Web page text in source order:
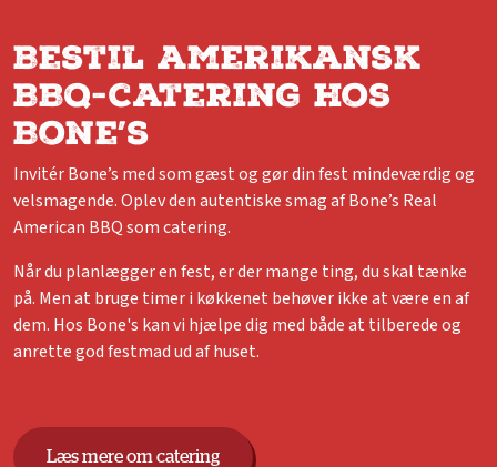
Bestil amerikansk
BBQ-catering hos
Bone’s
Invitér Bone’s med som gæst og gør din fest mindeværdig og
velsmagende. Oplev den autentiske smag af Bone’s Real
American BBQ som catering.
Når du planlægger en fest, er der mange ting, du skal tænke
på. Men at bruge timer i køkkenet behøver ikke at være en af
dem. Hos Bone's kan vi hjælpe dig med både at tilberede og
anrette god festmad ud af huset.
Læs mere om catering